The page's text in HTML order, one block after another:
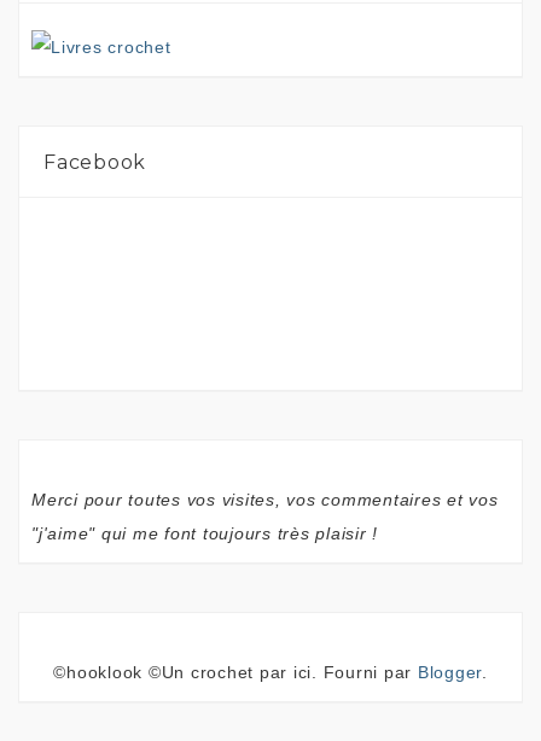
Facebook
Merci pour toutes vos visites, vos commentaires et vos
"j'aime" qui me font toujours très plaisir !
©hooklook ©Un crochet par ici. Fourni par Blogger